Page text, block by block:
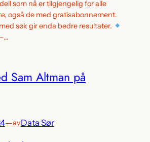
som nå er tilgjengelig for alle
også de med gratisabonnement.
søk gir enda bedre resultater.
Sam Altman på
—avData Sør